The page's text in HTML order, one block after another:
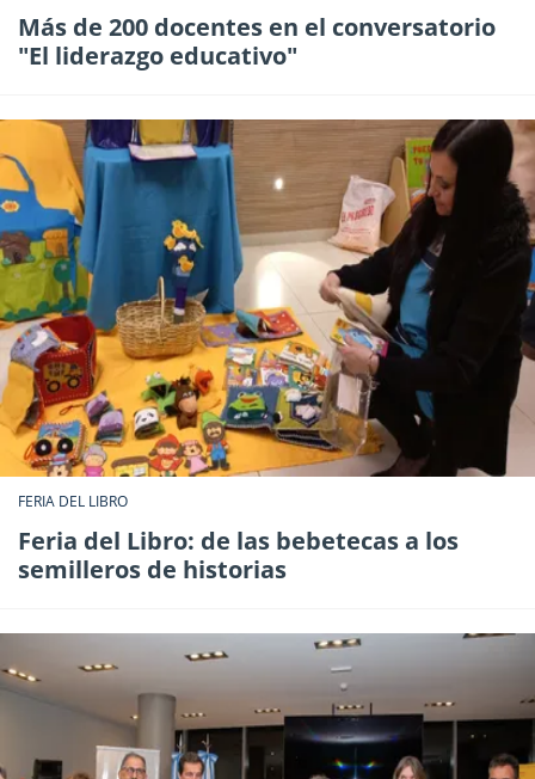
Más de 200 docentes en el conversatorio
"El liderazgo educativo"
FERIA DEL LIBRO
Feria del Libro: de las bebetecas a los
semilleros de historias